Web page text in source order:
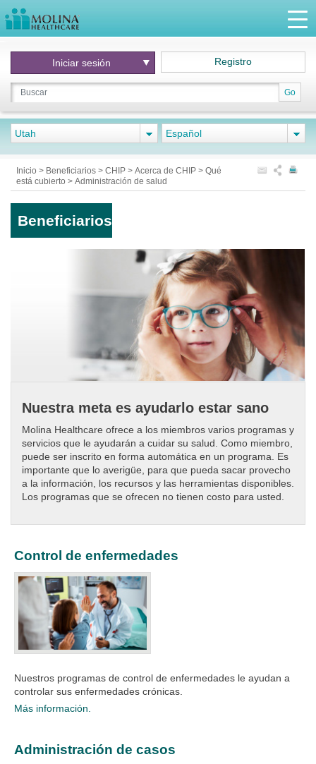
Go
Iniciar sesión Registro
Utah Español
Inicio > Beneficiarios > CHIP > Acerca de CHIP > Qué
está cubierto > Administración de salud
Beneficiarios
Nuestra meta es ayudarlo estar sano
Molina Healthcare ofrece a los miembros varios programas y
servicios que le ayudarán a cuidar su salud. Como miembro,
puede ser inscrito en forma automática en un programa. Es
importante que lo averigüe, para que pueda sacar provecho
a la información, los recursos y las herramientas disponibles.
Los programas que se ofrecen no tienen costo para usted.
Control de enfermedades
Nuestros programas de control de enfermedades le ayudan a
controlar sus enfermedades crónicas.​
Más información.
Administración de casos